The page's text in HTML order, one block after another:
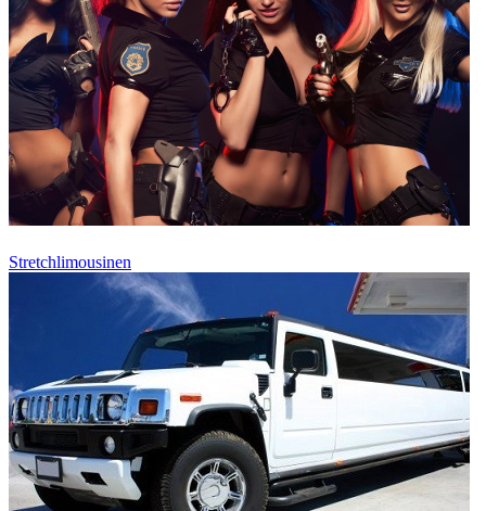
Stretchlimousinen